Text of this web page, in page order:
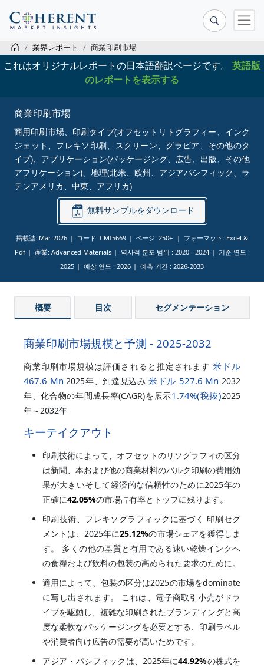
業界レポート 商業印刷市場
これはオリジナルレポートの日本語翻訳ページです。 英語版
のレポートを表示する
商業印刷市場
商用印刷市場、印刷タイプ(オフセットリトグラフィー、インク
ジェット、フレキソ印刷、スクリーン、グラビア、その他のタ
イプ)、アプリケーション(パッケージング、広告、出版、その他
アプリケーション)、地理(北米、欧州、アジアパシフィック、ラ
テンアメリカ、中東、アフリカ)
無料サンプルをダウンロード
掲載誌: Mar 2026 コード: CMI5669 ページ: 250+
フォーマット: Excel &
Pdf
産業: Advanced Materials 역사적 분포 범위 : 2020 - 2024
기준 연도 :
2025
예상 연도 : 2026 예측 기간 : 2026-2033
概要 目次 セグメンテーション
商業印刷市場規模と予測 - 2025-2032
商業印刷市場規模は評価されると推定されます 米ドル
467.6 Mn 2025年、到達見込み米ドル 527.6 Mn 2032
年、化合物の年間成長率(CAGR)を展示1.74%(税抜)2025
年～2032年
キーテイクアウト
印刷技術によって、オフセットのリソグラフィの区分
は新聞、本および他の商業材料のバルク印刷の費用効
果が大きいそして経済的な信頼性のために2025年の
正確に42.05%の市場占有率とトップに残ります。
印刷技術、フレキソグラフィックに基づく 印刷セグ
メントは、2025年に25.12%の市場シェアを獲得しま
す。 多くの他の基質と有用である速い乾燥インクへ
の食糧および飲料の包装の高められた要求のために。
適用によって、包装の区分は2025の市場をdominate
に写し出されます。 これは、電子商取引小売がドラ
イブを駆動し、複雑な印刷されたブランディングと高
度な柔軟なパッケージングを必要とする、印刷ラベル
や消費者向け広告の需要が高いためです。
アジア・パシフィックは、2025年に44.92%の株式を